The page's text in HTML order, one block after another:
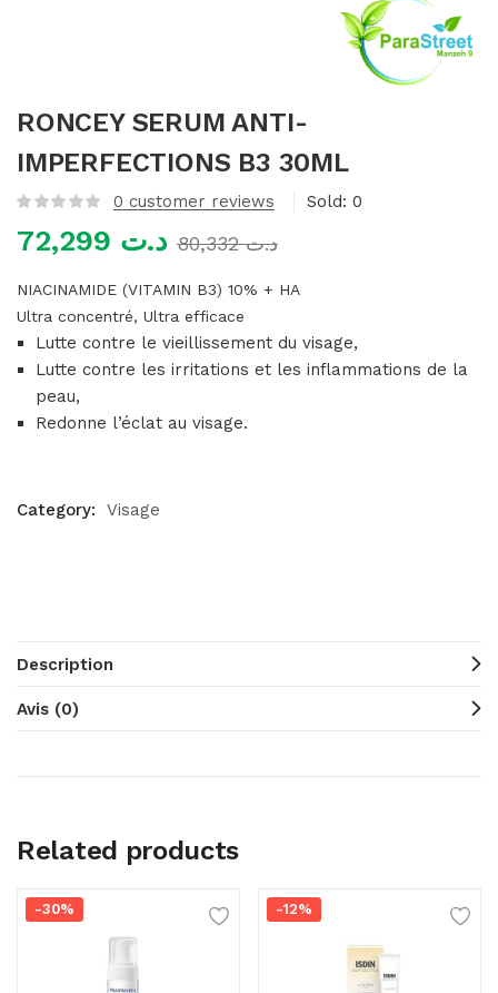
RONCEY SERUM ANTI-
IMPERFECTIONS B3 30ML
0 customer reviews Sold: 0
د.ت د.ت80,332
NIACINAMIDE (VITAMIN B3) 10% + HA
Ultra concentré, Ultra efficace
Lutte contre le vieillissement du visage,
Lutte contre les irritations et les inflammations de la
peau,
Redonne l’éclat au visage.
Category: Visage
Description
Avis (0)
Related products
-30% -12%